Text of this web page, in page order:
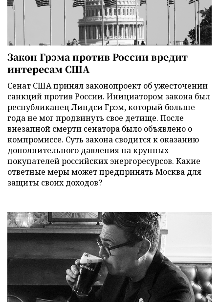
Закон Грэма против России вредит
интересам США
Сенат США принял законопроект об ужесточении
санкций против России. Инициатором закона был
республиканец Линдси Грэм, который больше
года не мог продвинуть свое детище. После
внезапной смерти сенатора было объявлено о
компромиссе. Суть закона сводится к оказанию
дополнительного давления на крупных
покупателей российских энергоресурсов. Какие
ответные меры может предпринять Москва для
защиты своих доходов?